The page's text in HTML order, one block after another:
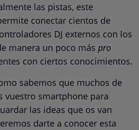
las pistas, este
conectar cientos de
DJ externos con los
manera un poco más pro
con ciertos conocimientos.
sabemos que muchos de
vuestro smartphone para
las ideas que os van
darte a conocer esta